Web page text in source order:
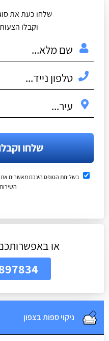
שלחו כעת את
וקבלו
שלחו
בשליחת הטופס הינכם מאשרים
או
ניקוי ספות בצפון